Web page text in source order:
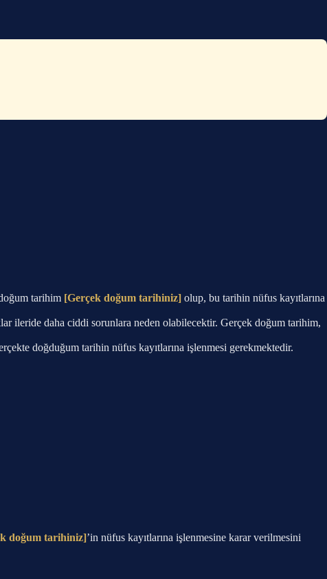
tarihim [Gerçek doğum tarihiniz] olup, bu tarihin nüfus kayıtlarına
ileride daha ciddi sorunlara neden olabilecektir. Gerçek doğum tarihim,
doğduğum tarihin nüfus kayıtlarına işlenmesi gerekmektedir.
doğum tarihiniz]’in nüfus kayıtlarına işlenmesine karar verilmesini